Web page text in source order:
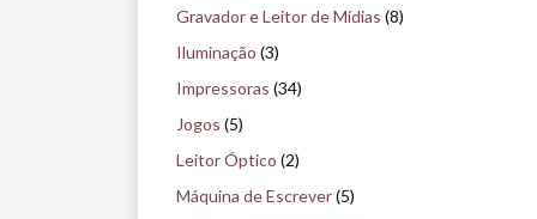
Gravador e Leitor de Mídias (8)
Iluminação (3)
Impressoras (34)
Jogos (5)
Leitor Óptico (2)
Máquina de Escrever(5)